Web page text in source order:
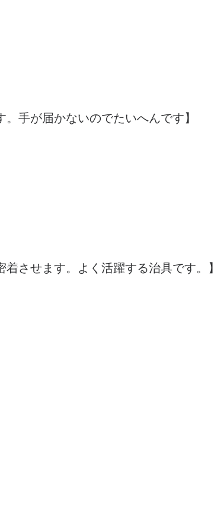
手が届かないのでたいへんです】
させます。よく活躍する治具です。】